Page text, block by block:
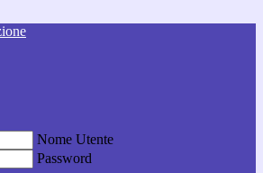
Nome Utente
Password